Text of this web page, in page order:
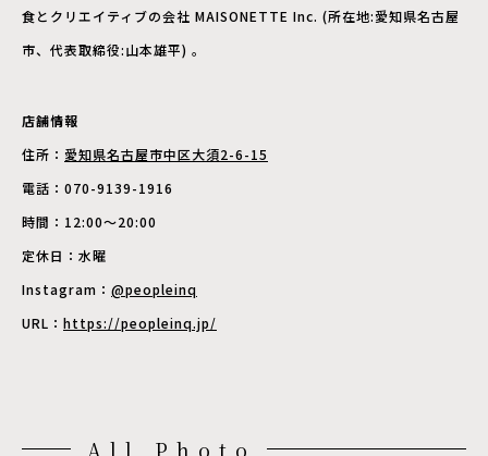
食とクリエイティブの会社 MAISONETTE Inc. (所在地:愛知県名古屋
市、代表取締役:山本雄平) 。
店舗情報
住所： 愛知県名古屋市中区大須2-6-15
電話：070-9139-1916
時間：12:00〜20:00
定休日：水曜
Instagram： @peopleinq
URL： https://peopleinq.jp/
All Photo